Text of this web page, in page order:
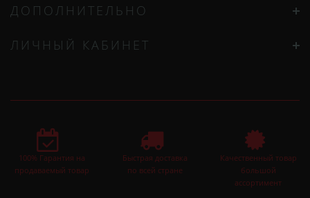
ДОПОЛНИТЕЛЬНО
ЛИЧНЫЙ КАБИНЕТ
100% Гарантия на
продаваемый товар
Быстрая доставка
по всей стране
Качественный товар
большой
ассортимент